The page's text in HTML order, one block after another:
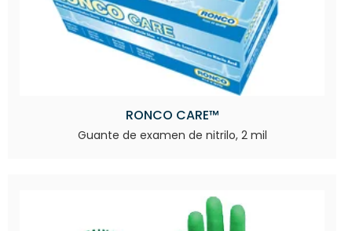
RONCO CARE™
Guante de examen de nitrilo, 2 mil